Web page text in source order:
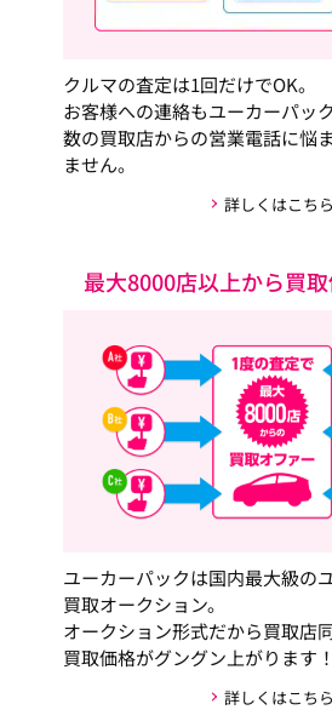
クルマの査定は1回だけでOK。
お客様への連絡もユーカーパッ
数の買取店からの営業電話に悩
ません。
詳しくはこちら
最大8000店以上から買取
ユーカーパックは国内最大級の
買取オークション。
オークション形式だから買取店
買取価格がグングン上がります！
詳しくはこちら